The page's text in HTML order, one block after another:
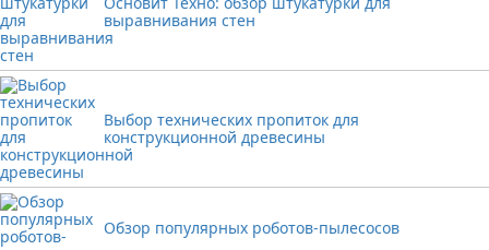
выравнивания стен
Выбор технических пропиток для
конструкционной древесины
Обзор популярных роботов-пылесосов